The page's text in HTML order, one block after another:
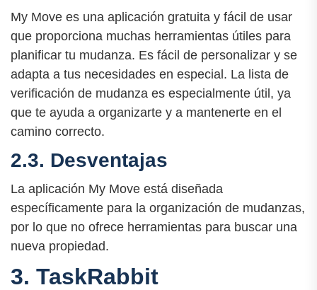
My Move es una aplicación gratuita y fácil de usar
que proporciona muchas herramientas útiles para
planificar tu mudanza. Es fácil de personalizar y se
adapta a tus necesidades en especial. La lista de
verificación de mudanza es especialmente útil, ya
que te ayuda a organizarte y a mantenerte en el
camino correcto.
2.3. Desventajas
La aplicación My Move está diseñada
específicamente para la organización de mudanzas,
por lo que no ofrece herramientas para buscar una
nueva propiedad.
3. TaskRabbit